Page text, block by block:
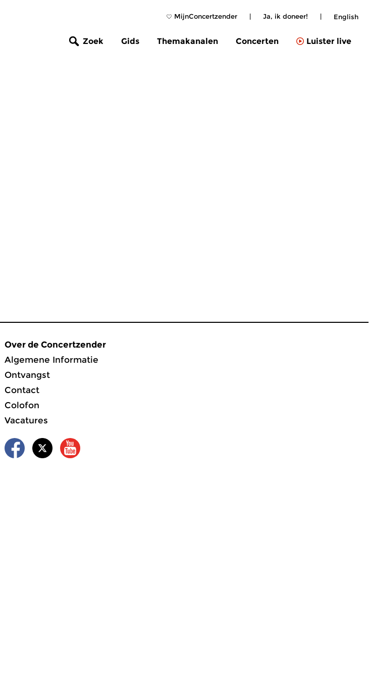
MijnConcertzender | Ja, ik doneer! | English
Zoek Gids Themakanalen Concerten Luister live
Over de Concertzender
Algemene Informatie
Ontvangst
Contact
Colofon
Vacatures